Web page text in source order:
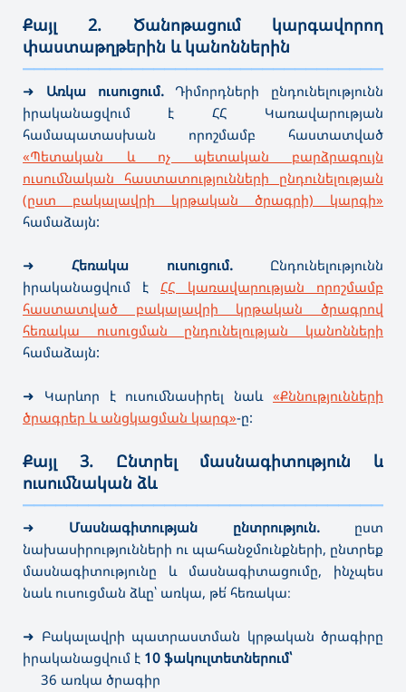
Քայլ 2. Ծանոթացում կարգավորող
փաստաթղթերին և կանոններին
➜ Առկա ուսուցում.Դիմորդների ընդունելությունն
իրականացվում է ՀՀ Կառավարության
համապատասխան որոշմամբ հաստատված
«Պետական և ոչ պետական բարձրագույն
ուսումնական հաստատությունների ընդունելության
(ըստ բակալավրի կրթական ծրագրի) կարգի»
համաձայն:
➜Հեռակա ուսուցում.Ընդունելությունն
իրականացվում է ՀՀ կառավարության որոշմամբ
հաստատված բակալավրի կրթական ծրագրով
հեռակա ուսուցման ընդունելության կանոնների
համաձայն:
➜ Կարևոր է ուսումնասիրել նաև «Քննությունների
ծրագրեր և անցկացման կարգ»-ը:
Քայլ 3. Ընտրել մասնագիտություն և
ուսումնական ձև
➜ Մասնագիտության ընտրություն.
ըստ
նախասիրությունների ու պահանջմունքների, ընտրեք
մասնագիտությունը և մասնագիտացումը, ինչպես
նաև ուսուցման ձևը՝ առկա, թե՛ հեռակա։
➜ Բակալավրի պատրաստման կրթական ծրագիրը
իրականացվում է 10 ֆակուլտետներում՝
36 առկա ծրագիր